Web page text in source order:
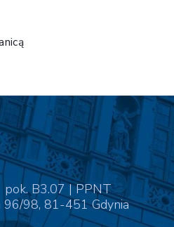
pok. B3.07 | PPNT
96/98, 81-451 Gdynia